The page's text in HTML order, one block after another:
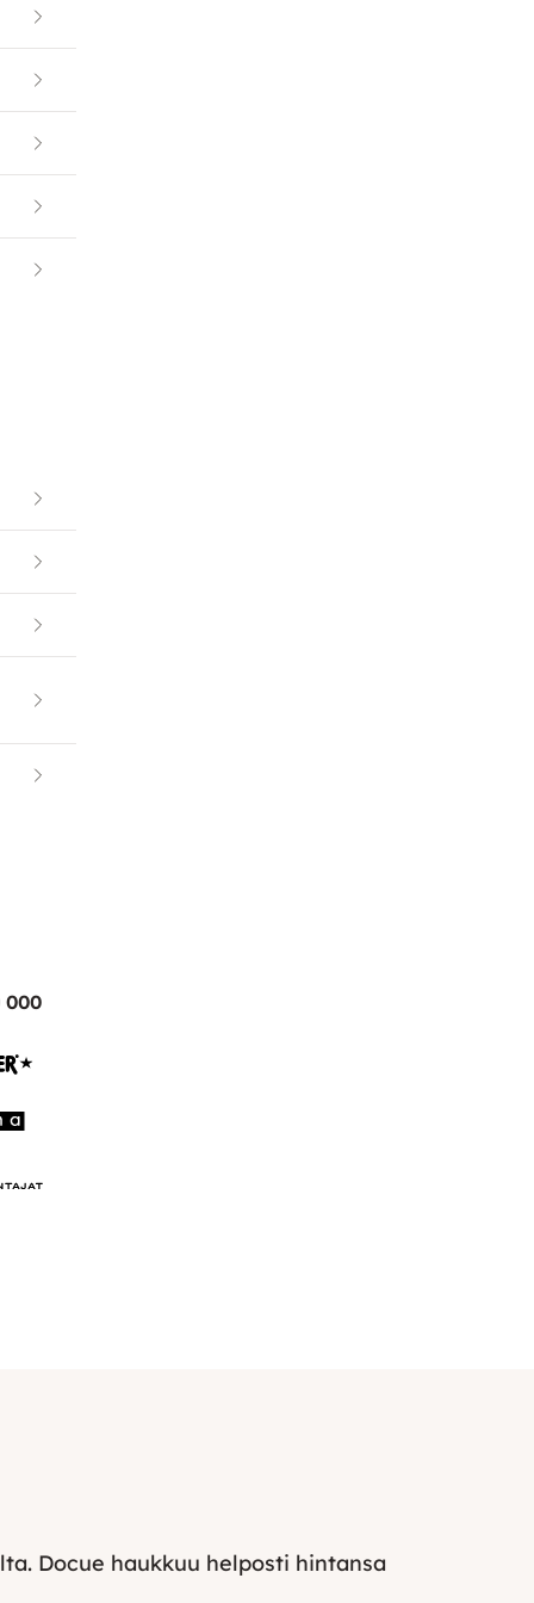
000
Docue haukkuu helposti hintansa